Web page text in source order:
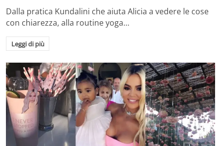
Dalla pratica Kundalini che aiuta Alicia a vedere le cose
con chiarezza, alla routine yoga…
Leggi di più